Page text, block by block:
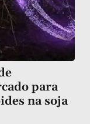
para
na soja